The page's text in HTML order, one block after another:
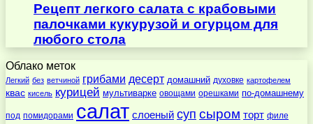
Рецепт легкого салата с крабовыми
палочками кукурузой и огурцом для
любого стола
Облако меток
Легкий без ветчиной грибами десерт домашний духовке картофелем
квас кисель курицей мультиварке овощами орешками по-домашнему
под помидорами салат слоеный суп сыром торт филе